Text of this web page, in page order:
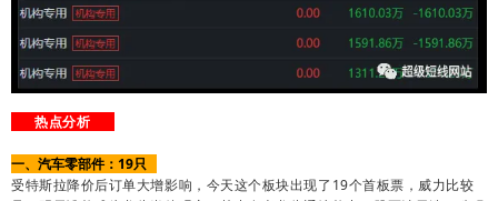
热点分析
一、汽车零部件：19只
受特斯拉降价后订单大增影响，今天这个板块出现了19个首板票，威力比较